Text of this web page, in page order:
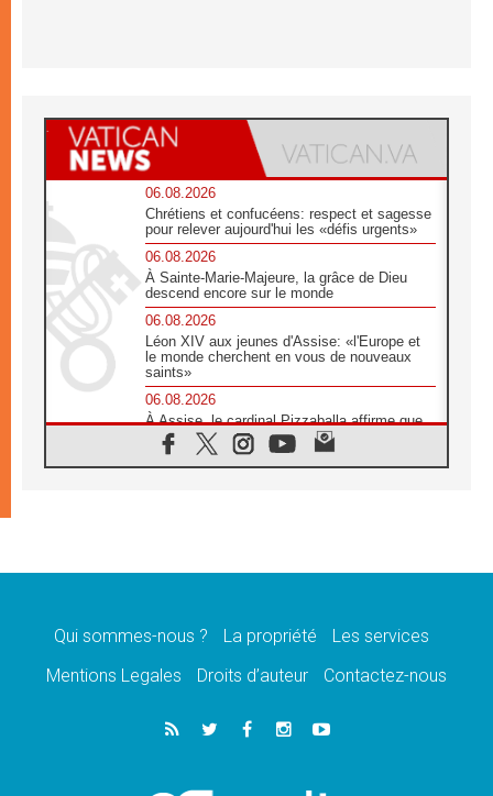
06.08.2026
Chrétiens et confucéens: respect et sagesse
pour relever aujourd'hui les «défis urgents»
06.08.2026
À Sainte-Marie-Majeure, la grâce de Dieu
descend encore sur le monde
06.08.2026
Léon XIV aux jeunes d'Assise: «l'Europe et
le monde cherchent en vous de nouveaux
saints»
06.08.2026
À Assise, le cardinal Pizzaballa affirme que
«les chrétiens veulent la paix»
06.08.2026
message de paix et de dignité humaine»
«La visite du Pape en Uruguay renforcera
05.08.2026
Le nonce en Ukraine: «Il est inquiétant
Qui sommes-nous ? La propriété
Les services
Mentions Legales
Droits d’auteur Contactez-nous